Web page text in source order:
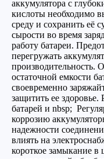
аккумулятора с
кислоты необходимо
среду и сохранить её
сырости во время
работу батареи.
перегружать
производительность.
остаточной емкости
своевременно
защитить ее здоровье.
батарей и nbsp;
коррозию
надежности
влиять на
короткое замыкание в